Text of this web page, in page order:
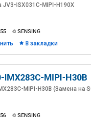
JV3-ISX031C-MIPI-H190X
SENSING
В закладки
IMX283C-MIPI-H30B
MIPI-H30B (Замена на
SENSING